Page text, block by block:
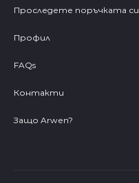
Проследете поръчката си
Профил
FAQs
Контакти
Защо Arwen?